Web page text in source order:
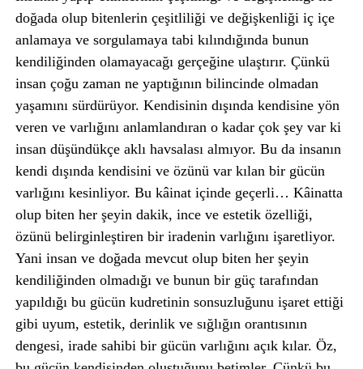
doğada olup bitenlerin çeşitliliği ve değişkenliği iç içe
anlamaya ve sorgulamaya tabi kılındığında bunun
kendiliğinden olamayacağı gerçeğine ulaştırır. Çünkü
insan çoğu zaman ne yaptığının bilincinde olmadan
yaşamını sürdürüyor. Kendisinin dışında kendisine yön
veren ve varlığını anlamlandıran o kadar çok şey var ki
insan düşündükçe aklı havsalası almıyor. Bu da insanın
kendi dışında kendisini ve özünü var kılan bir gücün
varlığını kesinliyor. Bu kâinat içinde geçerli… Kâinatta
olup biten her şeyin dakik, ince ve estetik özelliği,
özünü belirginleştiren bir iradenin varlığını işaretliyor.
Yani insan ve doğada mevcut olup biten her şeyin
kendiliğinden olmadığı ve bunun bir güç tarafından
yapıldığı bu gücün kudretinin sonsuzluğunu işaret ettiği
gibi uyum, estetik, derinlik ve sığlığın orantısının
dengesi, irade sahibi bir gücün varlığını açık kılar. Öz,